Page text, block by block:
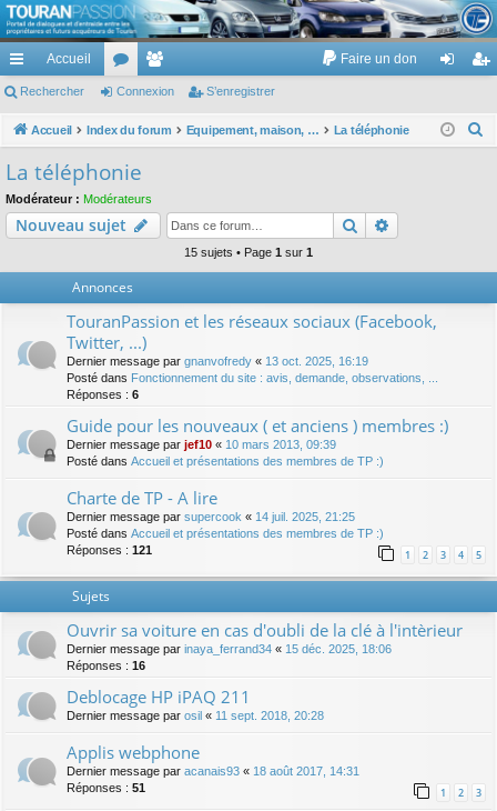
TouranPassion
Le forum des propriétaires ou futurs acquéreurs du Volkswagen Touran
cc
ès
pi
de
Accueil
or
u
e
m
Faire un don
ne nr
Rechercher Connexion S’enregistrer
Accueil Index du forum Equipement, maison, famille, passion, hobby, détente, ... La téléphonie
c
La téléphonie
Modérateur : Modérateurs
Nouveau sujet Rechercher
15 sujets • Page 1 sur 1
Annonces
TouranPassion et les réseaux sociaux (Facebook,
Twitter, ...)
Dernier message par gnanvofredy « 13 oct. 2025, 16:19
Posté dans Fonctionnement du site : avis, demande, observations, ...
Réponses : 6
Guide pour les nouveaux ( et anciens ) membres :)
Dernier message par jef10 « 10 mars 2013, 09:39
Posté dans Accueil et présentations des membres de TP :)
Charte de TP - A lire
Dernier message par supercook « 14 juil. 2025, 21:25
Posté dans Accueil et présentations des membres de TP :)
Réponses : 121 1 2 3 4 5
Sujets
Ouvrir sa voiture en cas d'oubli de la clé à l'intèrieur
Dernier message par inaya_ferrand34 « 15 déc. 2025, 18:06
Réponses : 16
Deblocage HP iPAQ 211
Dernier message par osil « 11 sept. 2018, 20:28
Applis webphone
Dernier message par acanais93 « 18 août 2017, 14:31
Réponses : 51 1 2 3